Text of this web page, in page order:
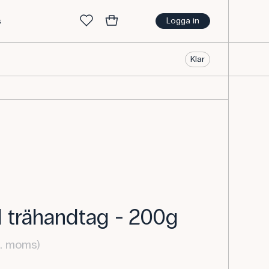
Logga in
Klar
trähandtag - 200g
moms)